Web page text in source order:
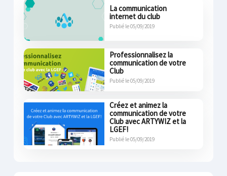
La communication
internet du club
Publié le 05/09/2019
Professionnalisez la
communication de votre
Club
Publié le 05/09/2019
Créez et animez la
communication de votre
Club avec ARTYWIZ et la
LGEF!
Publié le 05/09/2019